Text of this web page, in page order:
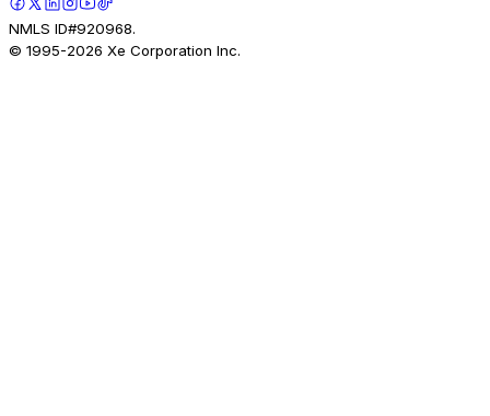
NMLS ID#920968.
© 1995-2026 Xe Corporation Inc.